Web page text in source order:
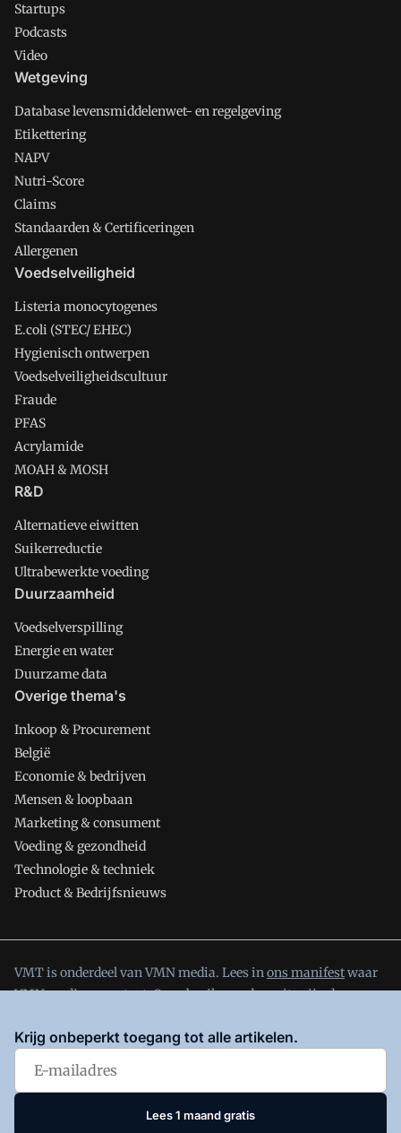
Startups
Podcasts
Video
Wetgeving
Database levensmiddelenwet- en regelgeving
Etikettering
NAPV
Nutri-Score
Claims
Standaarden & Certificeringen
Allergenen
Voedselveiligheid
Listeria monocytogenes
E.coli (STEC/ EHEC)
Hygienisch ontwerpen
Voedselveiligheidscultuur
Fraude
PFAS
Acrylamide
MOAH & MOSH
R&D
Alternatieve eiwitten
Suikerreductie
Ultrabewerkte voeding
Duurzaamheid
Voedselverspilling
Energie en water
Duurzame data
Overige thema's
Inkoop & Procurement
België
Economie & bedrijven
Mensen & loopbaan
Marketing & consument
Voeding & gezondheid
Technologie & techniek
Product & Bedrijfsnieuws
VMT is onderdeel van VMN media. Lees inons manifestwaar
VMN media voor staat. Op gebruik van deze site zijn de
enPrivacy en Cookie beleid|Privacy instellingen
Krijg onbeperkt toegang tot alle artikelen.
Lees 1 maand gratis